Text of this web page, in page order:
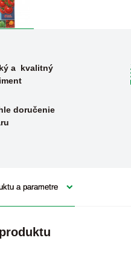
a kvalitný
doručenie
a parametre